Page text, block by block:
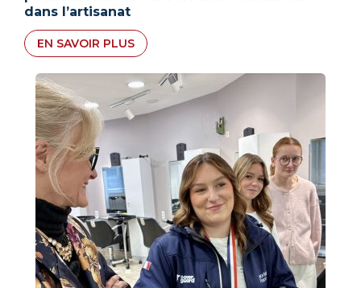
dans l’artisanat
EN SAVOIR PLUS